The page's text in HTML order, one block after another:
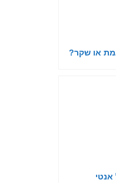
או שקר?